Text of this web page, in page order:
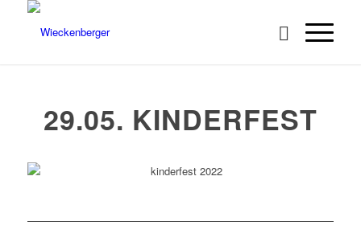
29.05. KINDERFEST